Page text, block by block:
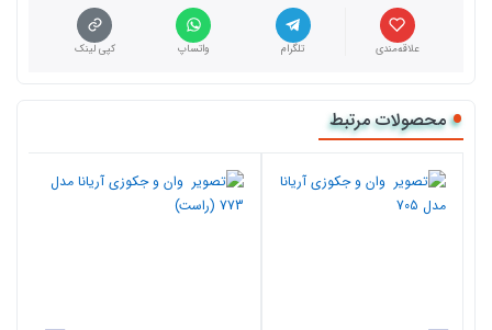
علاقه‌مندی تلگرام واتساپ کپی لینک
محصولات مرتبط